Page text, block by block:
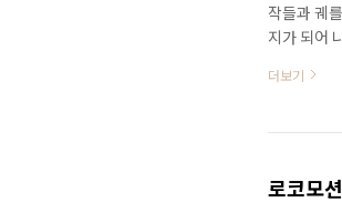
작들과 궤
지가 되어
에게 설교
공 유니버
더보기
로코모